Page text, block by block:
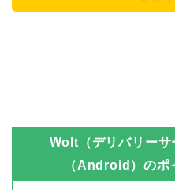
Wolt（デリバリーサ
（Android）のポ